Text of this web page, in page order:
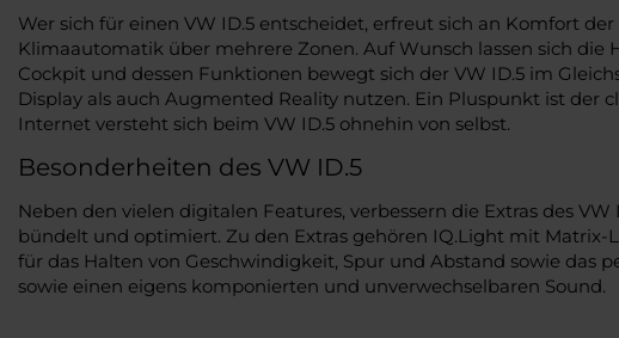
Wer sich für einen VW ID.5 entscheidet, erfreut sich an Komfort
Klimaautomatik über mehrere Zonen. Auf Wunsch lassen sich
Cockpit und dessen Funktionen bewegt sich der VW ID.5 im
Display als auch Augmented Reality nutzen. Ein Pluspunkt ist der
Internet versteht sich beim VW ID.5 ohnehin von selbst.
Besonderheiten des VW ID.5
Neben den vielen digitalen Features, verbessern die Extras des
bündelt und optimiert. Zu den Extras gehören IQ.Light mit Matrix-
für das Halten von Geschwindigkeit, Spur und Abstand sowie das
sowie einen eigens komponierten und unverwechselbaren Sound.